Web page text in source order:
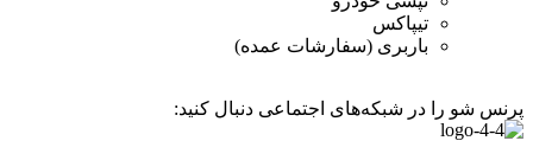
تیپاکس
باربری (سفارشات عمده)
پرنس شو را در شبکه‌های اجتماعی دنبال کنید: